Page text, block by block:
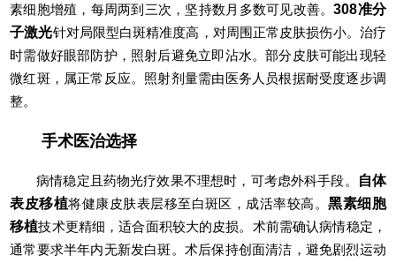
素细胞增殖，每周两到三次，坚持数月多数可见改善。308准分
子激光针对局限型白斑精准度高，对周围正常皮肤损伤小。治疗
时需做好眼部防护，照射后避免立即沾水。部分皮肤可能出现轻
微红斑，属正常反应。照射剂量需由医务人员根据耐受度逐步调
整。
手术医治选择
病情稳定且药物光疗效果不理想时，可考虑外科手段。
自体
表皮移植将健康皮肤表层移至白斑区，成活率较高。黑素细胞
移植技术更精细，适合面积较大的皮损。术前需确认病情稳定，
通常要求半年内无新发白斑。术后保持创面清洁，避免剧烈运动